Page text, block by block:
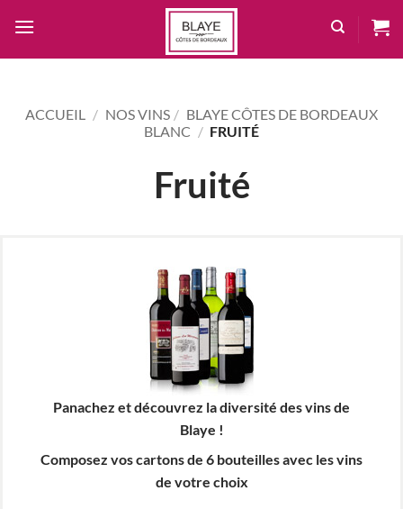
contenu
ACCUEIL / NOS VINS / BLAYE CÔTES DE BORDEAUX
BLANC / FRUITÉ
Fruité
Panachez et découvrez la diversité des vins de
Blaye !
Composez vos cartons de 6 bouteilles avec les vins
de votre choix